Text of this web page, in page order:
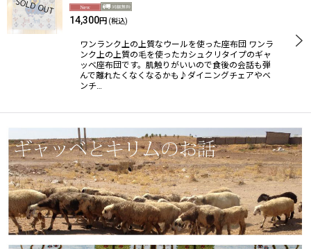
14,300円 (税込)
ワンランク上の上質なウールを使った座布団 ワンラ
ンク上の上質の毛を使ったカシュクリタイプのギャ
ッベ座布団です。肌触りがいいので食後の会話も弾
んで離れたくなくなるかも♪ダイニングチェアやベ
ンチ…